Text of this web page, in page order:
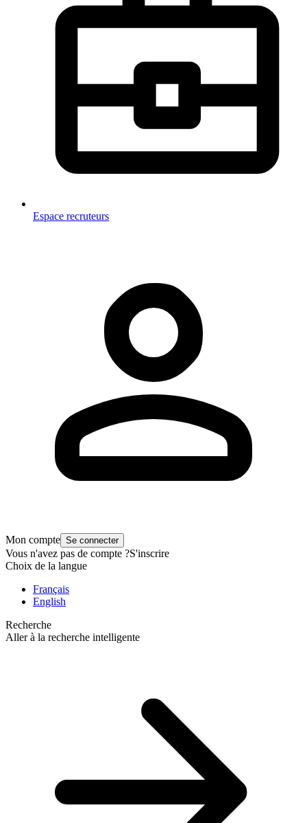
Espace recruteurs
Mon compte Se connecter
Vous n'avez pas de compte ?S'inscrire
Choix de la langue
Français
English
Recherche
Aller à la recherche intelligente